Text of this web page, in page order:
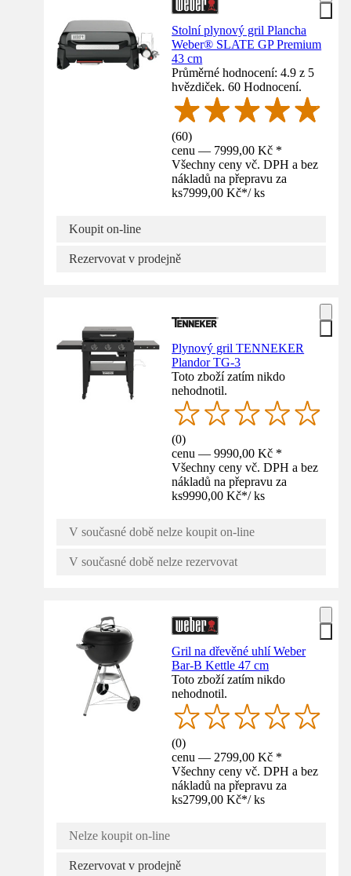
Stolní plynový gril Plancha
Weber® SLATE GP Premium
43 cm
Průměrné hodnocení: 4.9 z 5
hvězdiček. 60 Hodnocení.
(60)
cenu — 7999,00 Kč *
Všechny ceny vč. DPH a bez
nákladů na přepravu za
ks7999,00 Kč*/ ks
Koupit on-line
Rezervovat v prodejně
Plynový gril TENNEKER
Plandor TG-3
Toto zboží zatím nikdo
nehodnotil.
(0)
cenu — 9990,00 Kč *
Všechny ceny vč. DPH a bez
nákladů na přepravu za
ks9990,00 Kč*/ ks
V současné době nelze koupit on-line
V současné době nelze rezervovat
Gril na dřevěné uhlí Weber
Bar-B Kettle 47 cm
Toto zboží zatím nikdo
nehodnotil.
(0)
cenu — 2799,00 Kč *
Všechny ceny vč. DPH a bez
nákladů na přepravu za
ks2799,00 Kč*/ ks
Nelze koupit on-line
Rezervovat v prodejně